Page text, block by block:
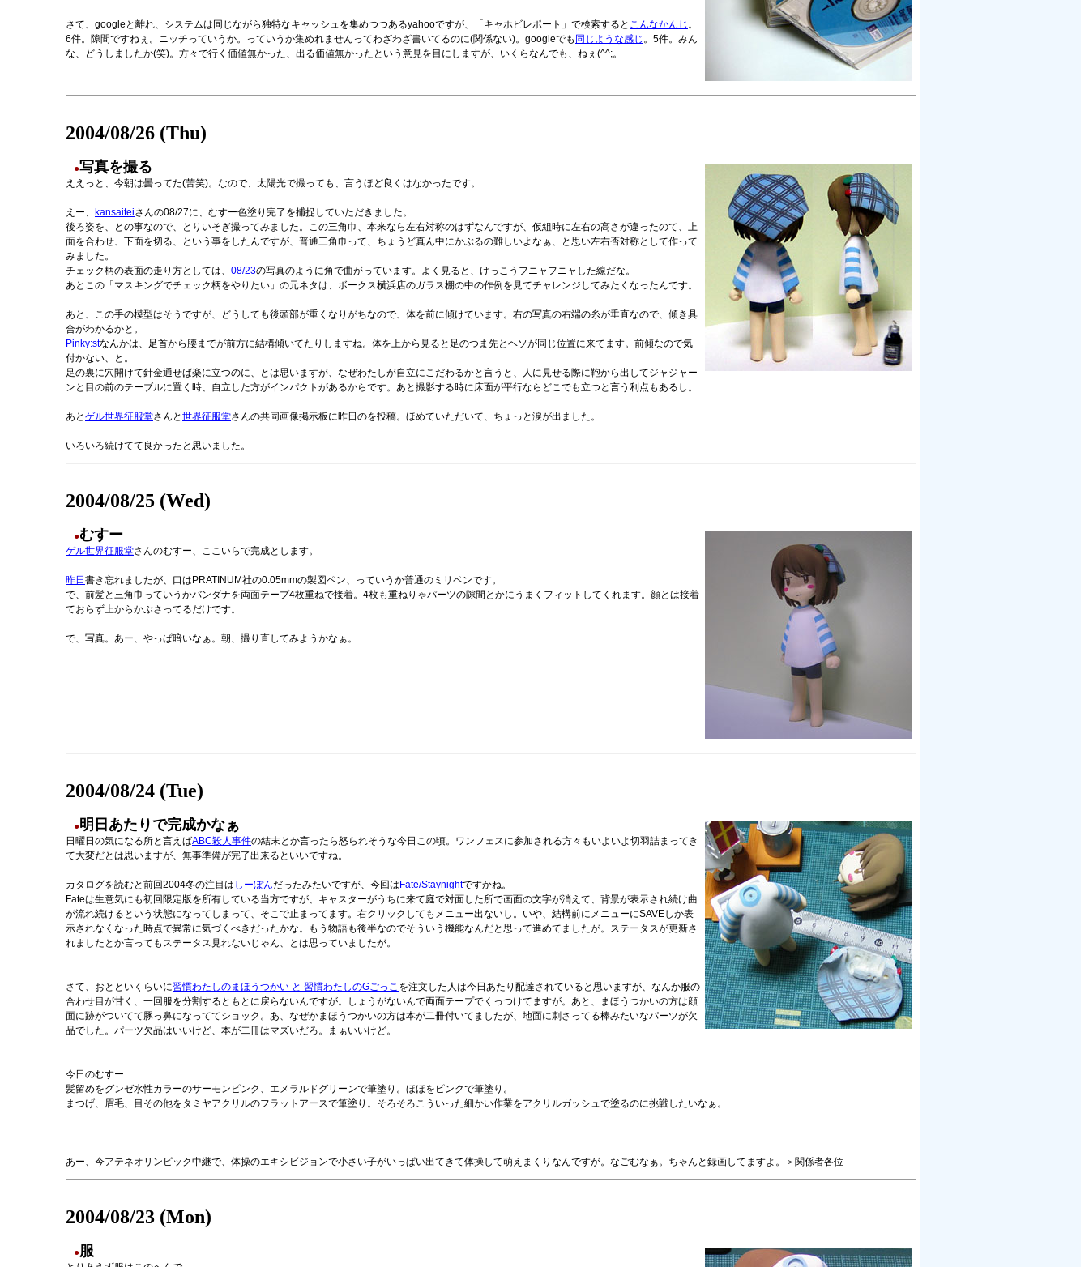
さて、googleと離れ、システムは同じながら独特なキャッシュを集めつつあるyahooですが、「キャホビレポート」で検索すると こんなかんじ 。
6件。隙間ですねぇ。ニッチっていうか。っていうか集めれませんってわざわざ書いてるのに(関係ない)。googleでも 同じような感じ 。5件。みん
な、どうしましたか(笑)。方々で行く価値無かった、出る価値無かったという意見を目にしますが、いくらなんでも、ねぇ(^^;。
2004/08/26 (Thu)
●写真を撮る
ええっと、今朝は曇ってた(苦笑)。なので、太陽光で撮っても、言うほど良くはなかったです。
えー、 kansaiteiさんの08/27に、むすー色塗り完了を捕捉していただきました。
後ろ姿を、との事なので、とりいそぎ撮ってみました。この三角巾、本来なら左右対称のはずなんですが、仮組時に左右の高さが違ったのて、上
面を合わせ、下面を切る、という事をしたんですが、普通三角巾って、ちょうど真ん中にかぶるの難しいよなぁ、と思い左右否対称として作って
みました。
チェック柄の表面の走り方としては、 08/23の写真のように角で曲がっています。よく見ると、けっこうフニャフニャした線だな。
あとこの「マスキングでチェック柄をやりたい」の元ネタは、ボークス横浜店のガラス棚の中の作例を見てチャレンジしてみたくなったんです。
あと、この手の模型はそうですが、どうしても後頭部が重くなりがちなので、体を前に傾けています。右の写真の右端の糸が垂直なので、傾き具
合がわかるかと。
Pinky:stなんかは、足首から腰までが前方に結構傾いてたりしますね。体を上から見ると足のつま先とヘソが同じ位置に来てます。前傾なので気
付かない、と。
足の裏に穴開けて針金通せば楽に立つのに、とは思いますが、なぜわたしが自立にこだわるかと言うと、人に見せる際に鞄から出してジャジャー
ンと目の前のテーブルに置く時、自立した方がインパクトがあるからです。あと撮影する時に床面が平行ならどこでも立つと言う利点もあるし。
あとゲル世界征服堂さんと世界征服堂さんの共同画像掲示板に昨日のを投稿。ほめていただいて、ちょっと涙が出ました。
いろいろ続けてて良かったと思いました。
2004/08/25 (Wed)
●むすー
ゲル世界征服堂さんのむすー、ここいらで完成とします。
昨日 書き忘れましたが、口はPRATINUM社の0.05mmの製図ペン、っていうか普通のミリペンです。
で、前髪と三角巾っていうかバンダナを両面テープ4枚重ねで接着。4枚も重ねりゃパーツの隙間とかにうまくフィットしてくれます。顔とは接着
ておらず上からかぶさってるだけです。
で、写真。あー、やっぱ暗いなぁ。朝、撮り直してみようかなぁ。
2004/08/24 (Tue)
●明日あたりで完成かなぁ
日曜日の気になる所と言えばABC殺人事件の結末とか言ったら怒られそうな今日この頃。ワンフェスに参加される方々もいよいよ切羽詰まってき
て大変だとは思いますが、無事準備が完了出来るといいですね。
カタログを読むと前回2004冬の注目は しーぽんだったみたいですが、今回は Fate/Staynightですかね。
Fateは生意気にも初回限定版を所有している当方ですが、キャスターがうちに来て庭で対面した所で画面の文字が消えて、背景が表示され続け曲
が流れ続けるという状態になってしまって、そこで止まってます。右クリックしてもメニュー出ないし。いや、結構前にメニューにSAVEしか表
示されなくなった時点で異常に気づくべきだったかな。もう物語も後半なのでそういう機能なんだと思って進めてましたが。ステータスが更新さ
れましたとか言ってもステータス見れないじゃん、とは思っていましたが。
さて、おとといくらいに習慣わたしのまほうつかい と 習慣わたしのGごっこ を注文した人は今日あたり配達されていると思いますが、なんか服の
合わせ目が甘く、一回服を分割するともとに戻らないんですが。しょうがないんで両面テープでくっつけてますが。あと、まほうつかいの方は顔
面に跡がついてて豚っ鼻になっててショック。あ、なぜかまほうつかいの方は本が二冊付いてましたが、地面に刺さってる棒みたいなパーツが欠
品でした。パーツ欠品はいいけど、本が二冊はマズいだろ。まぁいいけど。
今日のむすー
髪留めをグンゼ水性カラーのサーモンピンク、エメラルドグリーンで筆塗り。ほほをピンクで筆塗り。
まつげ、眉毛、目その他をタミヤアクリルのフラットアースで筆塗り。そろそろこういった細かい作業をアクリルガッシュで塗るのに挑戦したいなぁ。
あー、今アテネオリンピック中継で、体操のエキシビジョンで小さい子がいっぱい出てきて体操して萌えまくりなんですが。なごむなぁ。ちゃんと録画してますよ。＞関係者各位
2004/08/23 (Mon)
●服